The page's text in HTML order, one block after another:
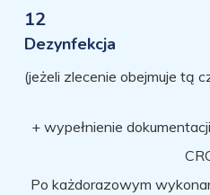
12
Dezynfekcja
(jeżeli zlecenie obejmuje tą
+ wypełnienie
Po każdorazowym